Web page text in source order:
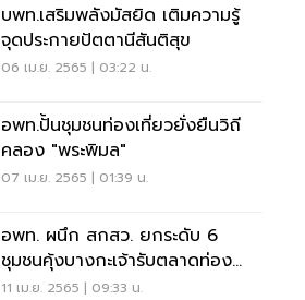
บพท.เสริมพลังมัสยิด เติมความรู้
จุดประกายปัตตานีสันติสุข
06 เม.ย. 2565 | 03:22 น.
อพท.ปั้นชุมชนท่องเที่ยวยั่งยืนวิถี
คลอง "พระพิมล"
07 เม.ย. 2565 | 01:39 น.
อพท. ผนึก สกสว. ยกระดับ 6
ชุมชนคุ้งบางกะเจ้ารับตลาดท่อง
เที่ยวคุณภาพสูง
11 เม.ย. 2565 | 09:33 น.